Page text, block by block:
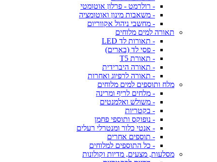
- רולרמט - פרלון אוטומטי
- משאבות מינון ואוטומציה
- מחשבי ניהול אקווריום
תאורה למים מלוחים
- תאורות לד LED
- פסי לד (בארים)
- תאורת T5
- תאורה היברידית
- תאורה לרפיוג ואחרות
מלח ותוספים למים מלוחים
- מלחים לריף ומרינה
- משולש ואלמנטים
- בקטריות
- נופוקס ותוספי פחמן
- אנטי כלור ומנטרלי רעלים
- תוספים אחרים
- כל התוספים למלוחים
מסלעות, מצעים, מדיות וקולונות